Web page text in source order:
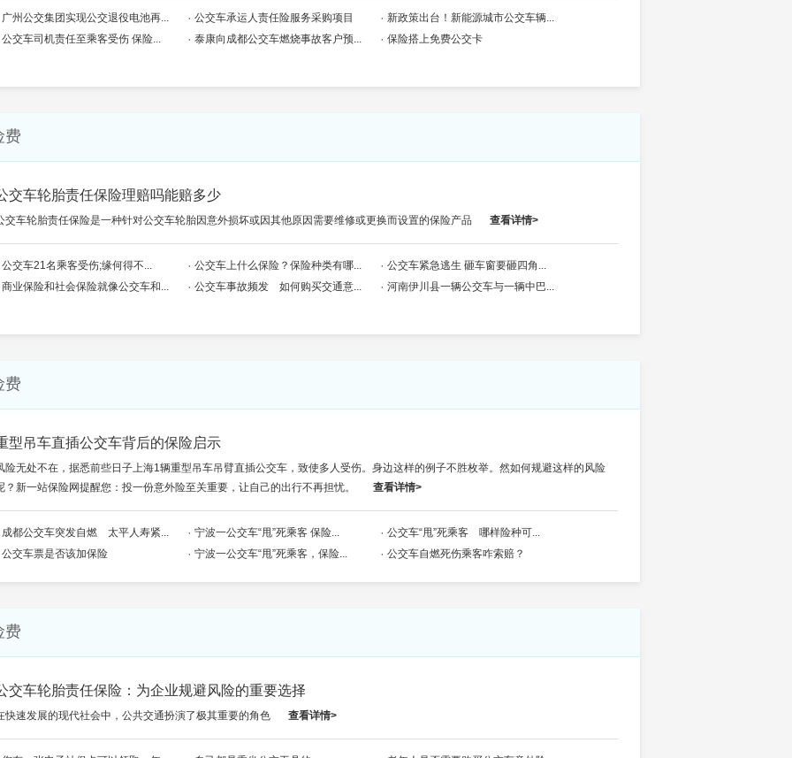
广州公交集团实现公交退役电池再... 公交车承运人责任险服务采购项目
新政策出台！新能源城市公交车辆...
公交车司机责任至乘客受伤 保险...
泰康向成都公交车燃烧事故客户预... 保险搭上免费公交卡
费
交车轮胎责任保险理赔吗能赔多少
交车轮胎责任保险是一种针对公交车轮胎因意外损坏或因其他原因需要维修或更换而设置的保险产品 查看详情>
公交车21名乘客受伤;缘何得不... 公交车上什么保险？保险种类有哪...
公交车紧急逃生 砸车窗要砸四角...
商业保险和社会保险就像公交车和...
公交车事故频发 如何购买交通意... 河南伊川县一辆公交车与一辆中巴...
费
型吊车直插公交车背后的保险启示
险无处不在，据悉前些日子上海1辆重型吊车吊臂直插公交车，致使多人受伤。身边这样的例子不胜枚举。然如何规避这样的风险
？新一站保险网提醒您：投一份意外险至关重要，让自己的出行不再担忧。
查看详情>
成都公交车突发自燃 太平人寿紧... 宁波一公交车“甩”死乘客 保险...
公交车“甩”死乘客 哪样险种可...
公交车票是否该加保险
宁波一公交车“甩”死乘客，保险... 公交车自燃死伤乘客咋索赔？
费
交车轮胎责任保险：为企业规避风险的重要选择
快速发展的现代社会中，公共交通扮演了极其重要的角色 查看详情>